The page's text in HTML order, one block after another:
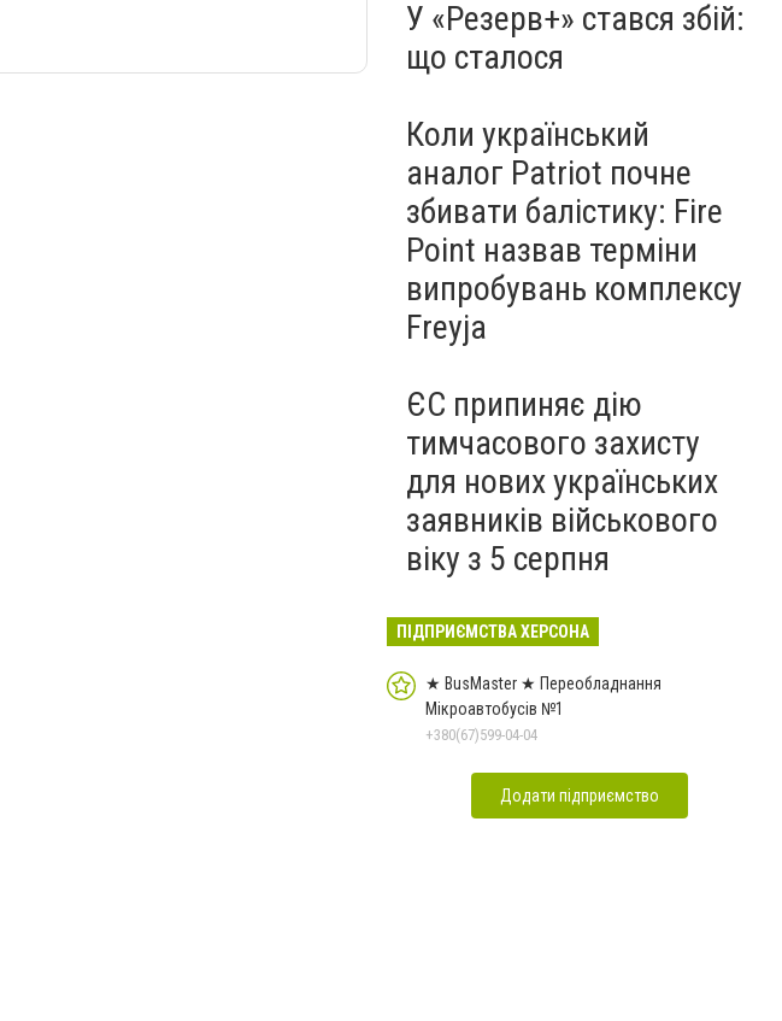
У «Резерв+» стався збій:
що сталося
Коли український
аналог Patriot почне
збивати балістику: Fire
Point назвав терміни
випробувань комплексу
Freyja
ЄС припиняє дію
тимчасового захисту
для нових українських
заявників військового
віку з 5 серпня
ПІДПРИЄМСТВА ХЕРСОНА
★ BusMaster ★ Переобладнання
Мікроавтобусів №1
+380(67)599-04-04
Додати підприємство